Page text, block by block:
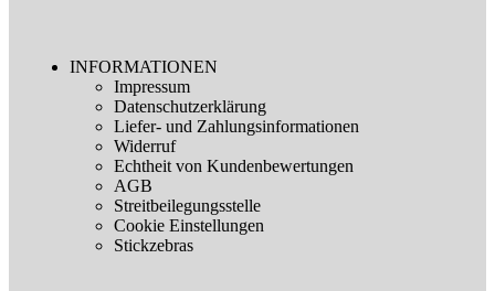
INFORMATIONEN
Impressum
Datenschutzerklärung
Liefer- und Zahlungsinformationen
Widerruf
Echtheit von Kundenbewertungen
AGB
Streitbeilegungsstelle
Cookie Einstellungen
Stickzebras